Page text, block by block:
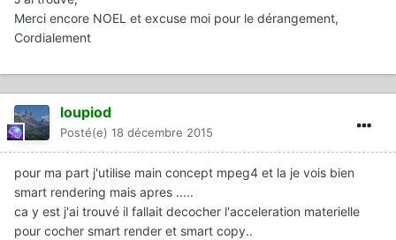
Merci encore NOEL et excuse moi pour le dérangement,
Cordialement
loupiod
Posté(e) 18 décembre 2015
pour ma part j'utilise main concept mpeg4 et la je vois bien
smart rendering mais apres .....
ca y est j'ai trouvé il fallait decocher l'acceleration materielle
pour cocher smart render et smart copy..